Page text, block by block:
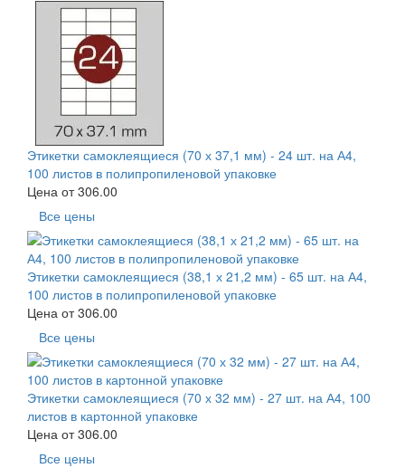
Этикетки самоклеящиеся (70 х 37,1 мм) - 24 шт. на А4,
100 листов в полипропиленовой упаковке
Цена от306.00
Все цены
Этикетки самоклеящиеся (38,1 х 21,2 мм) - 65 шт. на А4,
100 листов в полипропиленовой упаковке
Цена от306.00
Все цены
Этикетки самоклеящиеся (70 х 32 мм) - 27 шт. на А4, 100
листов в картонной упаковке
Цена от306.00
Все цены